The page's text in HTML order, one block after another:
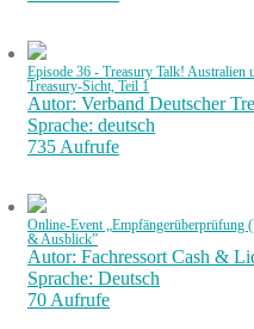
Episode 36 - Treasury Talk! Australien
Treasury-Sicht, Teil 1
Autor: Verband Deutscher
Sprache: deutsch
735 Aufrufe
Online-Event „Empfängerüberprüfung
& Ausblick”
Autor: Fachressort Cash &
Sprache: Deutsch
70 Aufrufe